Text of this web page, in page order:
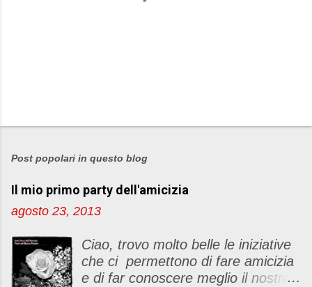
P
s
a
u
c
o
m
Post popolari in questo blog
Il mio primo party dell'amicizia
agosto 23, 2013
Ciao, trovo molto belle le iniziative
che ci permettono di fare amicizia
e di far conoscere meglio il nostro